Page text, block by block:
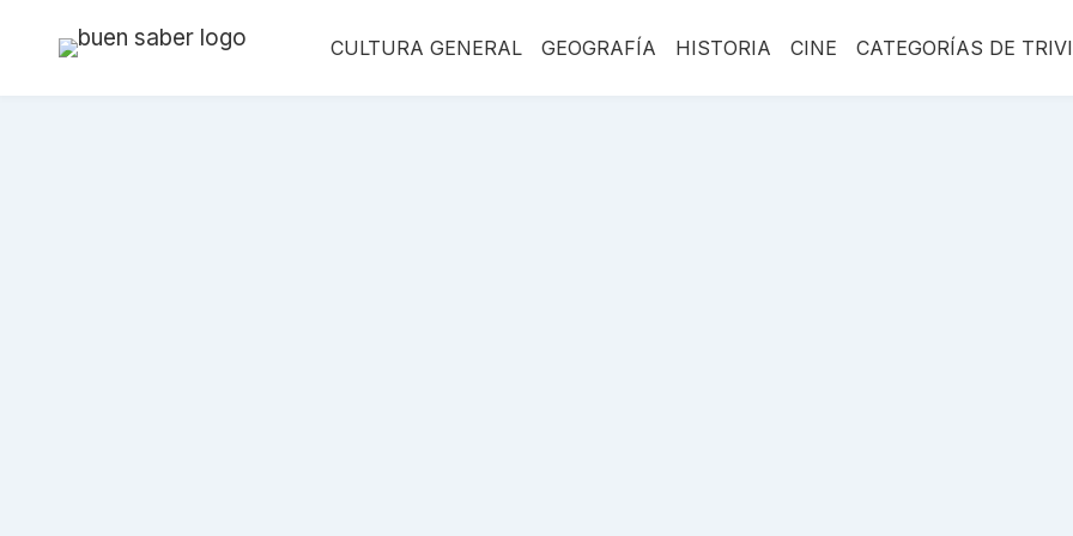
CULTURA GENERAL GEOGRAFÍA HISTORIA CINE CATEGORÍAS DE